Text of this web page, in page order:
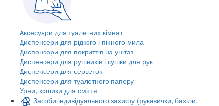
Аксесуари для туалетних кімнат
Диспенсери для рідкого і пінного мила
Диспенсери для покриттів на унітаз
Диспенсери для рушників і сушки для рук
Диспенсери для серветок
Диспенсери для туалетного паперу
Урни, кошики для сміття
Засоби індивідуального захисту (рукавички, бахіли,